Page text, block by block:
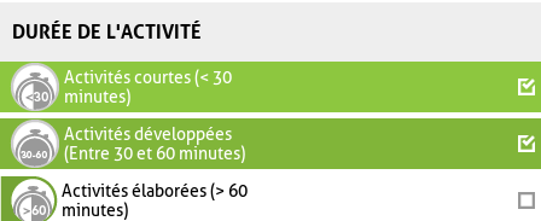
DURÉE DE L'ACTIVITÉ
Activités courtes (< 30
minutes)
Activités développées
(Entre 30 et 60 minutes)
Activités élaborées (> 60
minutes)